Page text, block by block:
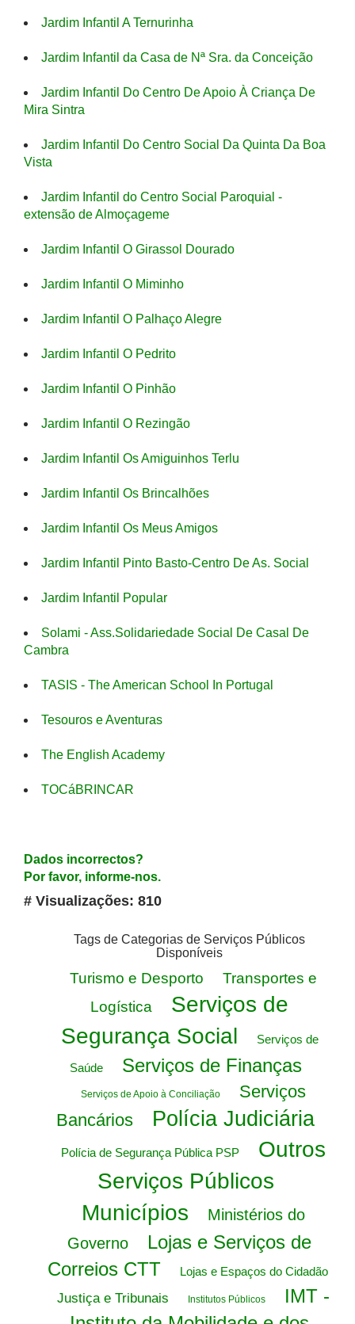
Jardim Infantil A Ternurinha
Jardim Infantil da Casa de Nª Sra. da Conceição
Jardim Infantil Do Centro De Apoio À Criança De
Mira Sintra
Jardim Infantil Do Centro Social Da Quinta Da Boa
Vista
Jardim Infantil do Centro Social Paroquial -
extensão de Almoçageme
Jardim Infantil O Girassol Dourado
Jardim Infantil O Miminho
Jardim Infantil O Palhaço Alegre
Jardim Infantil O Pedrito
Jardim Infantil O Pinhão
Jardim Infantil O Rezingão
Jardim Infantil Os Amiguinhos Terlu
Jardim Infantil Os Brincalhões
Jardim Infantil Os Meus Amigos
Jardim Infantil Pinto Basto-Centro De As. Social
Jardim Infantil Popular
Solami - Ass.Solidariedade Social De Casal De
Cambra
TASIS - The American School In Portugal
Tesouros e Aventuras
The English Academy
TOCáBRINCAR
Dados incorrectos?
Por favor, informe-nos.
# Visualizações: 810
Tags de Categorias de Serviços Públicos
Disponíveis
Turismo e Desporto
Transportes e
Logística
Serviços de
Segurança Social
Serviços de
Saúde Serviços de Finanças
Serviços de Apoio à Conciliação
Serviços
Bancários
Polícia Judiciária
Polícia de Segurança Pública PSP
Outros
Serviços Públicos
Municípios
Ministérios do
Governo
Lojas e Serviços de
Correios CTT
Lojas e Espaços do Cidadão
Justiça e Tribunais Institutos Públicos
IMT -